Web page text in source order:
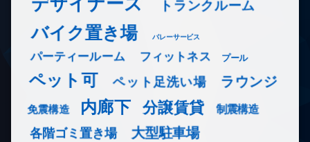
トランクルーム
バイク置き場 バレーサービス
パーティールーム フィットネス プール
ペット可 ペット足洗い場 ラウンジ
免震構造 内廊下 分譲賃貸 制震構造
各階ゴミ置き場 大型駐車場